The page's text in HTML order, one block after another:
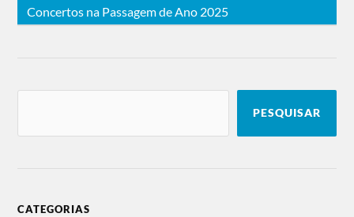
Concertos na Passagem de Ano 2025
PESQUISAR
CATEGORIAS